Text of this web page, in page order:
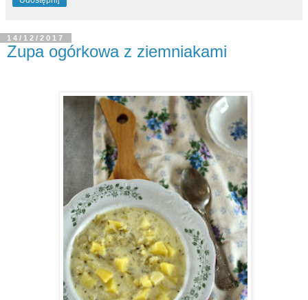
14/12/2017
Zupa ogórkowa z ziemniakami